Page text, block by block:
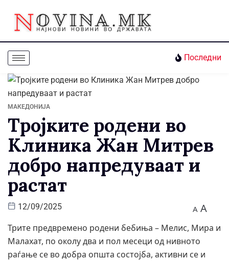
Последни
МАКЕДОНИЈА
Тројките родени во
Клиника Жан Митрев
добро напредуваат и
растат
12/09/2025 A A
Трите предвремено родени бебиња – Мелис, Мира и
Малахат, по околу два и пол месеци од нивното
раѓање се во добра општа состојба, активни се и